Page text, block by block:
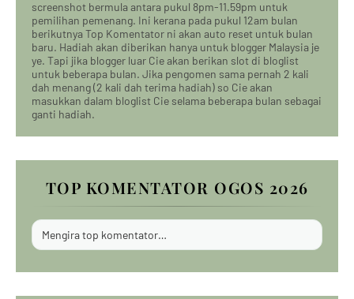
screenshot bermula antara pukul 8pm-11.59pm untuk
pemilihan pemenang. Ini kerana pada pukul 12am bulan
berikutnya Top Komentator ni akan auto reset untuk bulan
baru. Hadiah akan diberikan hanya untuk blogger Malaysia je
ye. Tapi jika blogger luar Cie akan berikan slot di bloglist
untuk beberapa bulan. Jika pengomen sama pernah 2 kali
dah menang (2 kali dah terima hadiah) so Cie akan
masukkan dalam bloglist Cie selama beberapa bulan sebagai
ganti hadiah.
TOP KOMENTATOR OGOS 2026
Mengira top komentator…